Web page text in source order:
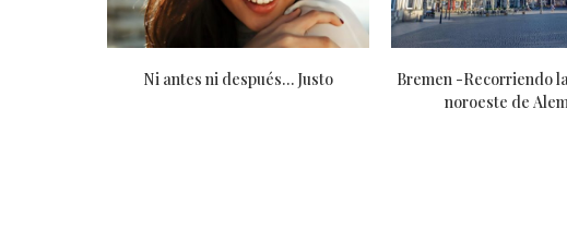
Hotel Marina Bay Sands -Singapur ¿Pensás o